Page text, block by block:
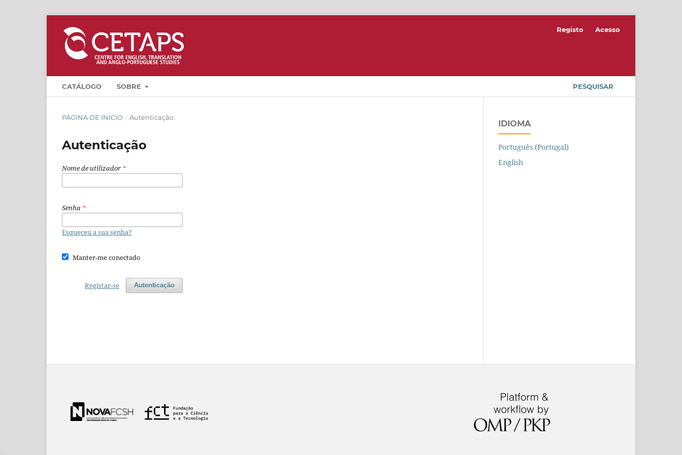
CATÁLOGO SOBRE PESQUISAR
Registo Acesso
PÁGINA DE INÍCIO / Autenticação
Autenticação
Nome de utilizador *
Senha *
Esqueceu a sua senha?
Manter-me conectado
Autenticação
Registar-se
IDIOMA
Português (Portugal)
English